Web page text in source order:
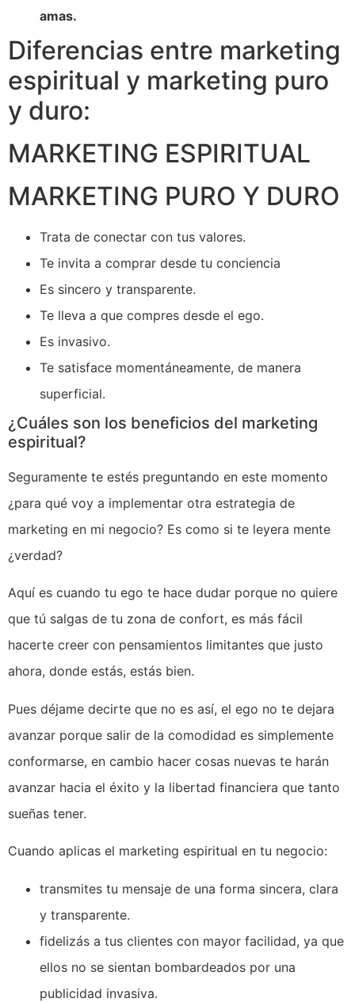
amas.
Diferencias entre marketing
espiritual y marketing puro
y duro:
MARKETING ESPIRITUAL
MARKETING PURO Y DURO
Trata de conectar con tus valores.
Te invita a comprar desde tu conciencia
Es sincero y transparente.
Te lleva a que compres desde el ego.
Es invasivo.
Te satisface momentáneamente, de manera
superficial.
¿Cuáles son los beneficios del marketing
espiritual?
Seguramente te estés preguntando en este momento
¿para qué voy a implementar otra estrategia de
marketing en mi negocio? Es como si te leyera mente
¿verdad?
Aquí es cuando tu ego te hace dudar porque no quiere
que tú salgas de tu zona de confort, es más fácil
hacerte creer con pensamientos limitantes que justo
ahora, donde estás, estás bien.
Pues déjame decirte que no es así, el ego no te dejara
avanzar porque salir de la comodidad es simplemente
conformarse, en cambio hacer cosas nuevas te harán
avanzar hacia el éxito y la libertad financiera que tanto
sueñas tener.
Cuando aplicas el marketing espiritual en tu negocio:
transmites tu mensaje de una forma sincera, clara
y transparente.
fidelizás a tus clientes con mayor facilidad, ya que
ellos no se sientan bombardeados por una
publicidad invasiva.